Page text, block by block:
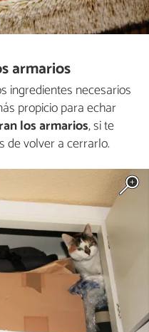
armarios
ingredientes necesarios
propicio para echar
los armarios, si te
de volver a cerrarlo.